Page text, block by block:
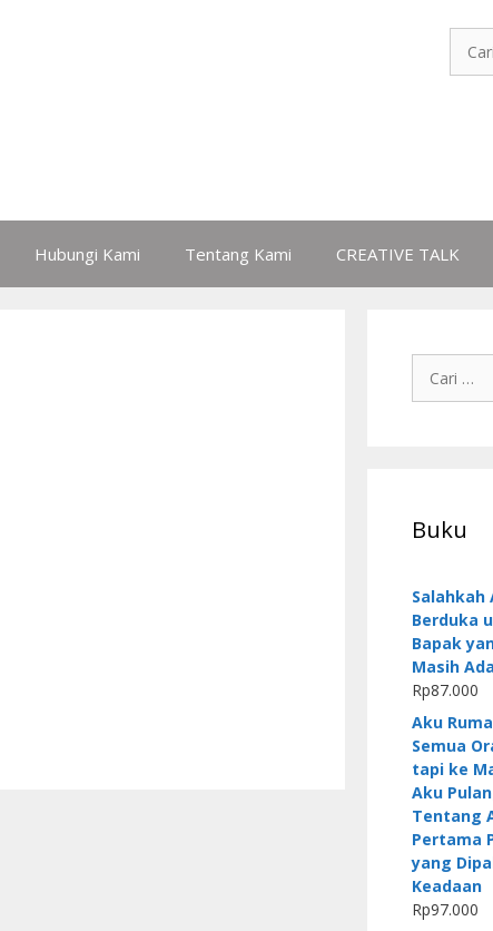
Hubungi Kami Tentang Kami CREATIVE TALK
Buku
Salahkah
Berduka
Bapak
Masih
Rp87.000
Aku
Semua
tapi ke
Aku
Tentang
Pertama
yang
Keadaan
Rp97.000